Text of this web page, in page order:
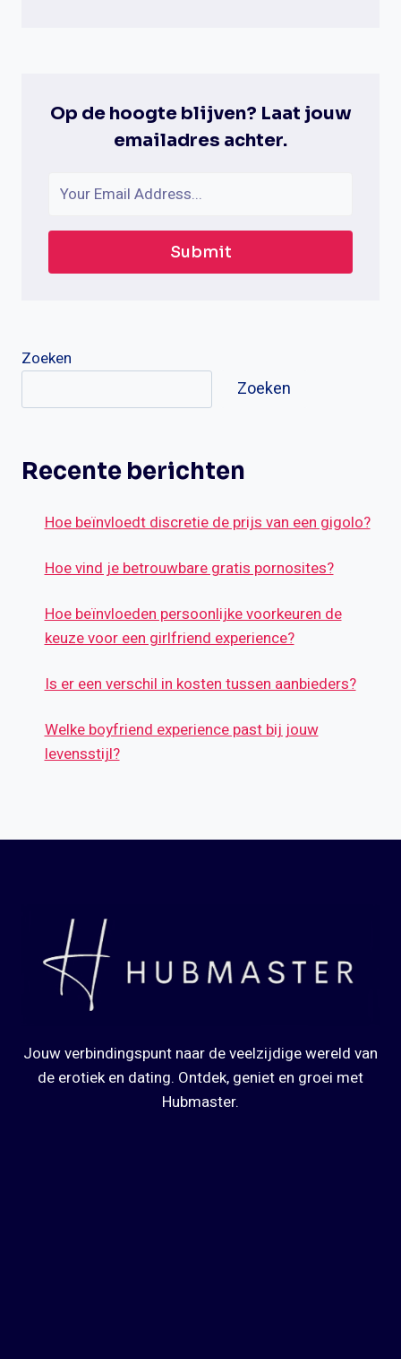
Op de hoogte blijven? Laat jouw
emailadres achter.
Submit
Zoeken
Zoeken
Recente berichten
Hoe beïnvloedt discretie de prijs van een gigolo?
Hoe vind je betrouwbare gratis pornosites?
Hoe beïnvloeden persoonlijke voorkeuren de
keuze voor een girlfriend experience?
Is er een verschil in kosten tussen aanbieders?
Welke boyfriend experience past bij jouw
levensstijl?
Jouw verbindingspunt naar de veelzijdige wereld van
de erotiek en dating. Ontdek, geniet en groei met
Hubmaster.